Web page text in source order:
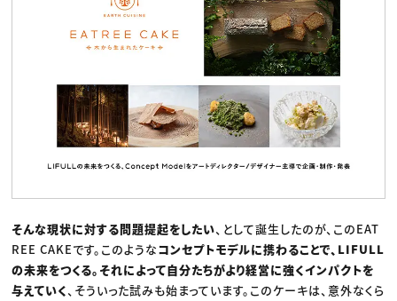
そんな現状に対する問題提起をしたい、として誕生したのが、このEAT
REE CAKEです。このようなコンセプトモデルに携わることで、LIFULL
の未来をつくる。それによって自分たちがより経営に強くインパクトを
与えていく、そういった試みも始まっています。このケーキは、意外なくら